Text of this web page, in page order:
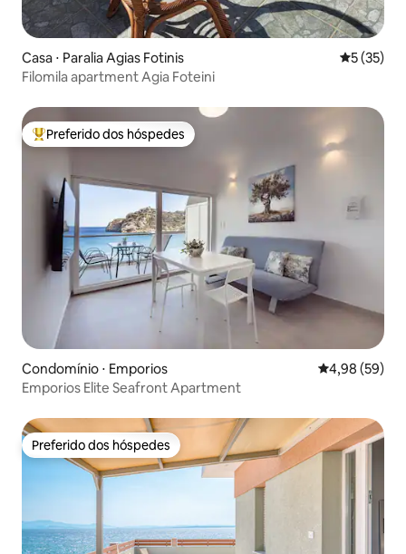
Casa ⋅ Paralia Agias Fotinis 5 de uma
5 (35)
Filomila apartment Agia Foteini
Entre os melhores preferidos dos hóspedes
Preferido dos hóspedes
Condomínio ⋅ Emporios 4,98 de uma
4,98 (59)
Emporios Elite Seafront Apartment
Preferido dos hóspedes
Preferido dos hóspedes